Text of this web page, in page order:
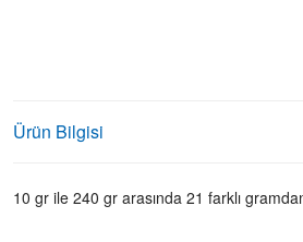
Ürün Bilgisi
10 gr ile 240 gr arasında 21 farklı